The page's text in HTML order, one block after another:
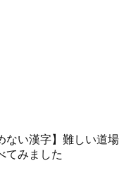
ない漢字】難しい道場
てみました